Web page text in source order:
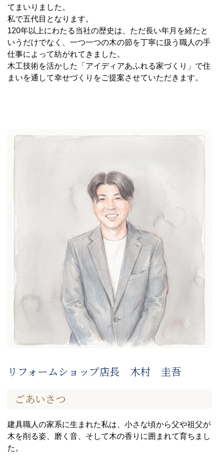
てまいりました。
私で五代目となります。
120年以上にわたる当社の歴史は、ただ長い年月を経たと
いうだけでなく、一つ一つの木の節を丁寧に扱う職人の手
仕事によって紡がれてきました。
木工技術を活かした「アイディアあふれる家づくり」で住
まいを通して幸せづくりをご提案させていただきます。
リフォームショップ店長 木村 圭吾
ごあいさつ
建具職人の家系に生まれた私は、小さな頃から父や祖父が
木を削る姿、磨く音、そして木の香りに囲まれて育ちまし
た。